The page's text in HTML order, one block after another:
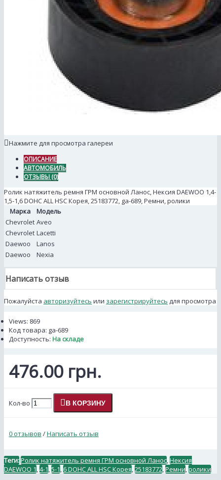
Нажмите для просмотра галереи
ОПИСАНИЕ
АВТОМОБИЛЬ
ОТЗЫВЫ (0)
Ролик натяжитель ремня ГРМ основной Ланос, Нексия DAEWOO 1,4-
1,5-1,6 DOHC ALL HSC Корея, 25183772, ga-689, Ремни, ролики
Марка
Модель
Chevrolet Aveo
Chevrolet Lacetti
Daewoo
Lanos
Daewoo
Nexia
Написать отзыв
Пожалуйста авторизуйтесь или зарегистрируйтесь для просмотра
Views: 869
Код товара: ga-689
Доступность: На складе
476.00 грн.
Кол-во В КОРЗИНУ
0 отзывов /Написать отзыв
Теги:Ролик натяжитель ремня ГРМ основной Ланос Нексия
DAEWOO 1 4-1 5-1 6 DOHC ALL HSC Корея 25183772 Ремни ролики